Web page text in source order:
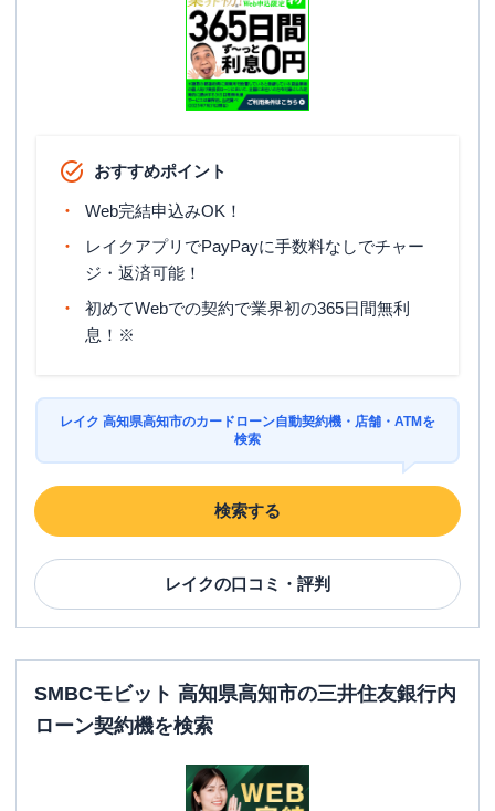
おすすめポイント
Web完結申込みOK！
レイクアプリでPayPayに手数料なしでチャー
ジ・返済可能！
初めてWebでの契約で業界初の365日間無利
息！※
レイク 高知県高知市のカードローン自動契約機・店舗・ATMを
検索
検索する
レイクの口コミ・評判
SMBCモビット 高知県高知市の三井住友銀行内
ローン契約機を検索